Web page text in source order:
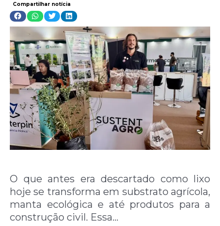
Compartilhar notícia
O que antes era descartado como lixo
hoje se transforma em substrato agrícola,
manta ecológica e até produtos para a
construção civil. Essa…